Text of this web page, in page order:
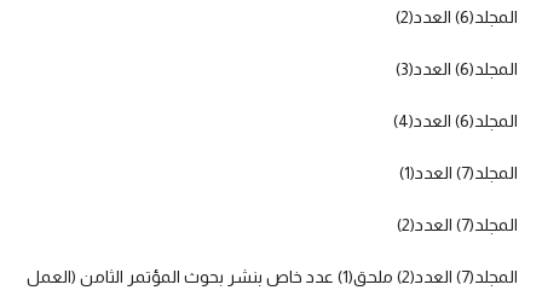
المجلد(6) العدد(2)
المجلد(6) العدد(3)
المجلد(6) العدد(4)
المجلد(7) العدد(1)
المجلد(7) العدد(2)
المجلد(7) العدد(2) ملحق(1) عدد خاص بنشر بحوث المؤتمر الثامن (العمل